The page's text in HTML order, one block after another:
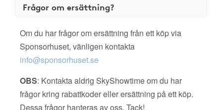
Frågor om ersättning?
Om du har frågor om ersättning från ett köp via
Sponsorhuset, vänligen kontakta
info@sponsorhuset.se
OBS: Kontakta aldrig SkyShowtime om du har
frågor kring rabattkoder eller ersättning på ett köp.
Dessa frågor hanteras av oss. Tack!